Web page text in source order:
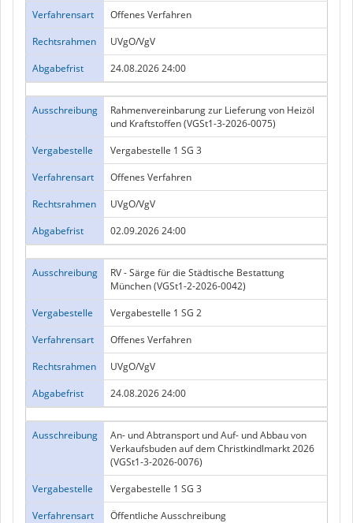
Verfahrensart
Offenes Verfahren
Rechtsrahmen
UVgO/VgV
Abgabefrist
24.08.2026 24:00
Ausschreibung
Rahmenvereinbarung zur Lieferung von Heizöl
und Kraftstoffen (VGSt1-3-2026-0075)
Vergabestelle
Vergabestelle 1 SG 3
Verfahrensart
Offenes Verfahren
Rechtsrahmen
UVgO/VgV
Abgabefrist
02.09.2026 24:00
Ausschreibung
RV - Särge für die Städtische Bestattung
München (VGSt1-2-2026-0042)
Vergabestelle
Vergabestelle 1 SG 2
Verfahrensart
Offenes Verfahren
Rechtsrahmen
UVgO/VgV
Abgabefrist
24.08.2026 24:00
Ausschreibung
An- und Abtransport und Auf- und Abbau von
Verkaufsbuden auf dem Christkindlmarkt 2026
(VGSt1-3-2026-0076)
Vergabestelle
Vergabestelle 1 SG 3
Verfahrensart
Öffentliche Ausschreibung